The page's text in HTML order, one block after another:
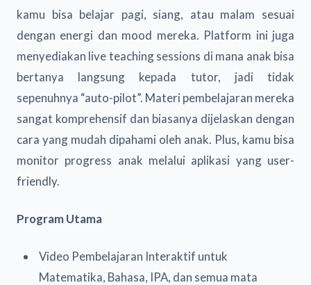
kamu bisa belajar pagi, siang, atau malam sesuai
dengan energi dan mood mereka. Platform ini juga
menyediakan live teaching sessions di mana anak bisa
bertanya langsung kepada tutor, jadi tidak
sepenuhnya “auto-pilot”. Materi pembelajaran mereka
sangat komprehensif dan biasanya dijelaskan dengan
cara yang mudah dipahami oleh anak. Plus, kamu bisa
monitor progress anak melalui aplikasi yang user-
friendly.
Program Utama
Video Pembelajaran Interaktif untuk
Matematika, Bahasa, IPA, dan semua mata